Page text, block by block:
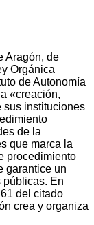
Aragón, de
Orgánica
de Autonomía
«creación,
sus instituciones
de la
que marca la
procedimiento
garantice un
públicas. En
del citado
crea y organiza